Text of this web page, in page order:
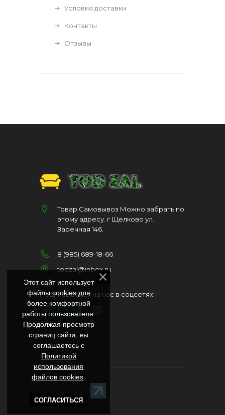
Условия доставки
Контакты
Отзывы
Товар Самовывоз Можно забрать по
этому адресу. г Щелково ул.
Заречная 146.
8 (985) 689-18-66
todzal@inbox.ru
Подписывайся на нас в соцсетях:
TODZAL 2026
Этот сайт использует
файлы cookies для
более комфортной
работы пользователя.
Продолжая просмотр
страниц сайта, вы
соглашаетесь с
Политикой
использования
файлов cookies
СОГЛАСИТЬСЯ